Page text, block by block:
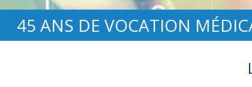
45 ANS DE VOCATION